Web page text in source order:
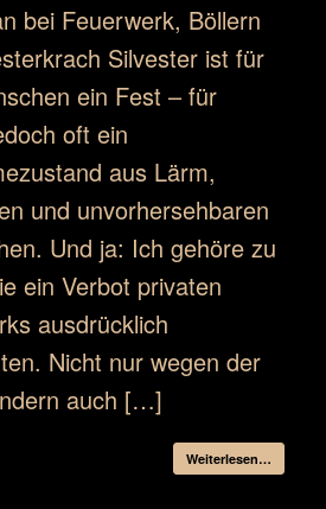
bei Feuerwerk, Böllern
Silvester ist für
ein Fest – für
oft ein
aus Lärm,
und unvorhersehbaren
Und ja: Ich gehöre zu
ein Verbot privaten
ausdrücklich
Nicht nur wegen der
auch […]
Weiterlesen…